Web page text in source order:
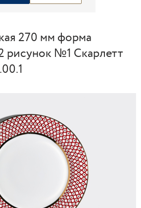
270 мм форма
рисунок №1 Скарлетт